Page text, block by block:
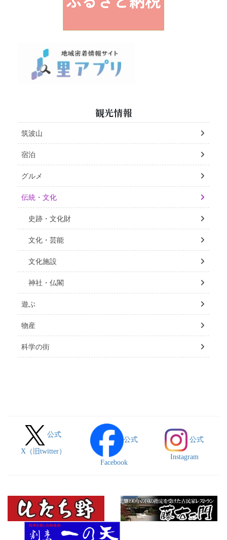
観光情報
筑波山
宿泊
グルメ
伝統・文化
史跡・文化財
文化・芸能
文化施設
神社・仏閣
遊ぶ
物産
科学の街
公式
X（旧twitter）
公式
Facebook
公式
Instagram